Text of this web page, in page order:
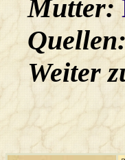
Mutter:
Weiter